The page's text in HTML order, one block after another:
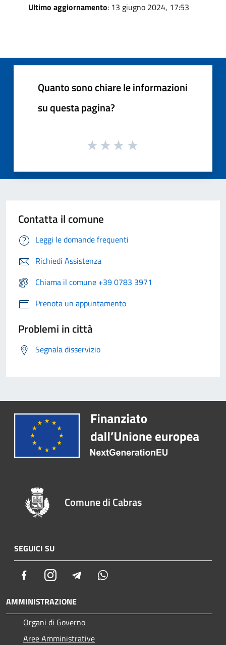
Ultimo aggiornamento: 13 giugno 2024, 17:53
Quanto sono chiare le informazioni
su questa pagina?
Contatta il comune
Leggi le domande frequenti
Richiedi Assistenza
Chiama il comune +39 0783 3971
Prenota un appuntamento
Problemi in città
Segnala disservizio
Comune di Cabras
SEGUICI SU
FacebookInstagram Telegram
AMMINISTRAZIONE
Organi di Governo
Aree Amministrative